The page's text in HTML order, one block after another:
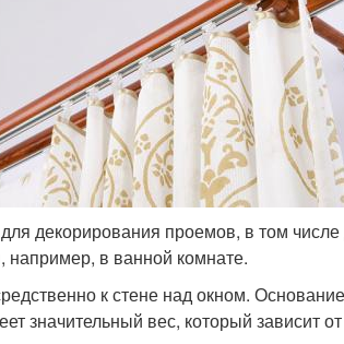
декорирования проемов, в том
например, в ванной комнате.
к стене над окном.
значительный вес, который зависит